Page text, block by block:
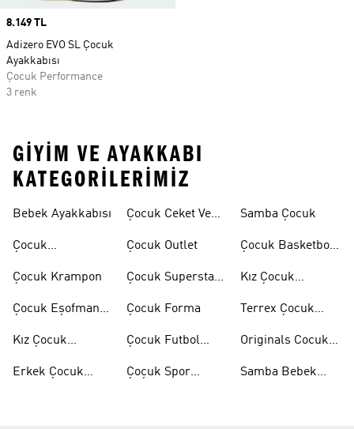
Price
8.149 TL
Adizero EVO SL Çocuk
Ayakkabısı
Çocuk Performance
3 renk
GIYIM VE AYAKKABI
KATEGORILERIMIZ
Bebek Ayakkabısı
Çocuk
Çocuk Krampon
Çocuk Eşofman
Kız Çocuk
Erkek Çocuk
Çocuk Ceket Ve
Çocuk Outlet
Çocuk Superstar
Çocuk Forma
Çocuk Futbol
Çoçuk Spor
Samba Çocuk
Çocuk Basketbol
Kız Çocuk
Terrex Çocuk
Originals Cocuk
Samba Bebek